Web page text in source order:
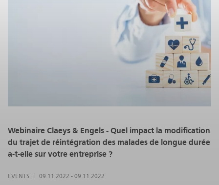
Webinaire Claeys & Engels - Quel impact la modification
du trajet de réintégration des malades de longue durée
a-t-elle sur votre entreprise ?
EVENTS 09.11.2022 - 09.11.2022